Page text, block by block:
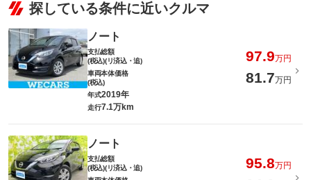
探している条件に近いクルマ
ノート
支払総額
(税込)(リ済込・追)
97.9万円
車両本体価格
(税込)
81.7万円
年式2019年
走行7.1万km
ノート
支払総額
(税込)(リ済込・追)
95.8万円